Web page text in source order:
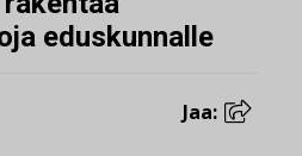
eduskunnalle
Jaa: